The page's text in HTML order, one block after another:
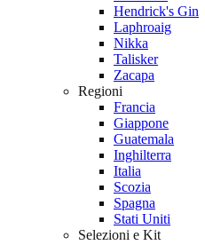
Hendrick's Gin
Laphroaig
Nikka
Talisker
Zacapa
Regioni
Francia
Giappone
Guatemala
Inghilterra
Italia
Scozia
Spagna
Stati Uniti
Selezioni e Kit